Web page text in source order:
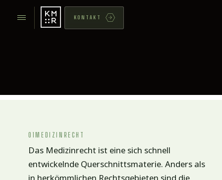
KONTAKT
01 MEDIZINRECHT
Das Medizinrecht ist eine sich schnell
entwickelnde Querschnittsmaterie. Anders als